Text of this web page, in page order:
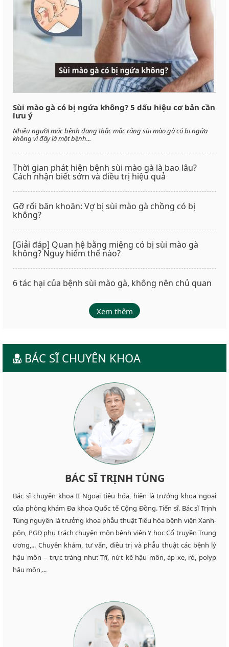
Sùi mào gà có bị ngứa không? 5 dấu hiệu cơ bản cần
lưu ý
Nhiều người mắc bệnh đang thắc mắc rằng sùi mào gà có bị ngứa
không vì đây là một bệnh...
Thời gian phát hiện bệnh sùi mào gà là bao lâu?
Cách nhận biết sớm và điều trị hiệu quả
Gỡ rối băn khoăn: Vợ bị sùi mào gà chồng có bị
không?
[Giải đáp] Quan hệ bằng miệng có bị sùi mào gà
không? Nguy hiểm thế nào?
6 tác hại của bệnh sùi mào gà, không nên chủ quan
Xem thêm
BÁC SĨ CHUYÊN KHOA
BÁC SĨ TRỊNH TÙNG
Bác sĩ chuyên khoa II Ngoại tiêu hóa, hiện là trưởng khoa ngoại
của phòng khám Đa khoa Quốc tế Cộng Đồng. Tiến sĩ. Bác sĩ Trịnh
Tùng nguyên là trưởng khoa phẫu thuật Tiêu hóa bệnh viện Xanh-
pôn, PGĐ phụ trách chuyên môn bệnh viện Y học Cổ truyền Trung
ương,... Chuyên khám, tư vấn, điều trị và phẫu thuật các bệnh lý
hậu môn – trực tràng như: Trĩ, nứt kẽ hậu môn, áp xe, rò, polyp
hậu môn,...